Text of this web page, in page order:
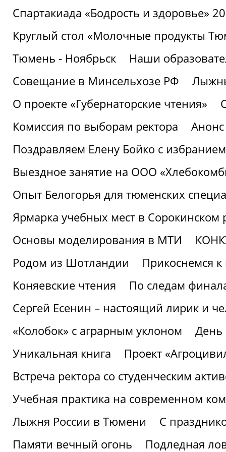
Спартакиада «Бодрость и здоровье»
Круглый стол «Молочные продукты
Тюмень - Ноябрьск
Наши
Совещание в Минсельхозе РФ
О проекте «Губернаторские чтения»
Комиссия по выборам ректора
Поздравляем Елену Бойко с
Выездное занятие на ООО
Опыт Белогорья для тюменских
Ярмарка учебных мест в Сорокинском
Основы моделирования в МТИ
Родом из Шотландии
Прикоснемся
Коняевские чтения
По следам
Сергей Есенин – настоящий лирик и
«Колобок» с аграрным уклоном
День
Уникальная книга
Проект
Встреча ректора со студенческим
Учебная практика на современном
Лыжня России в Тюмени
С
Памяти вечный огонь
Подледная